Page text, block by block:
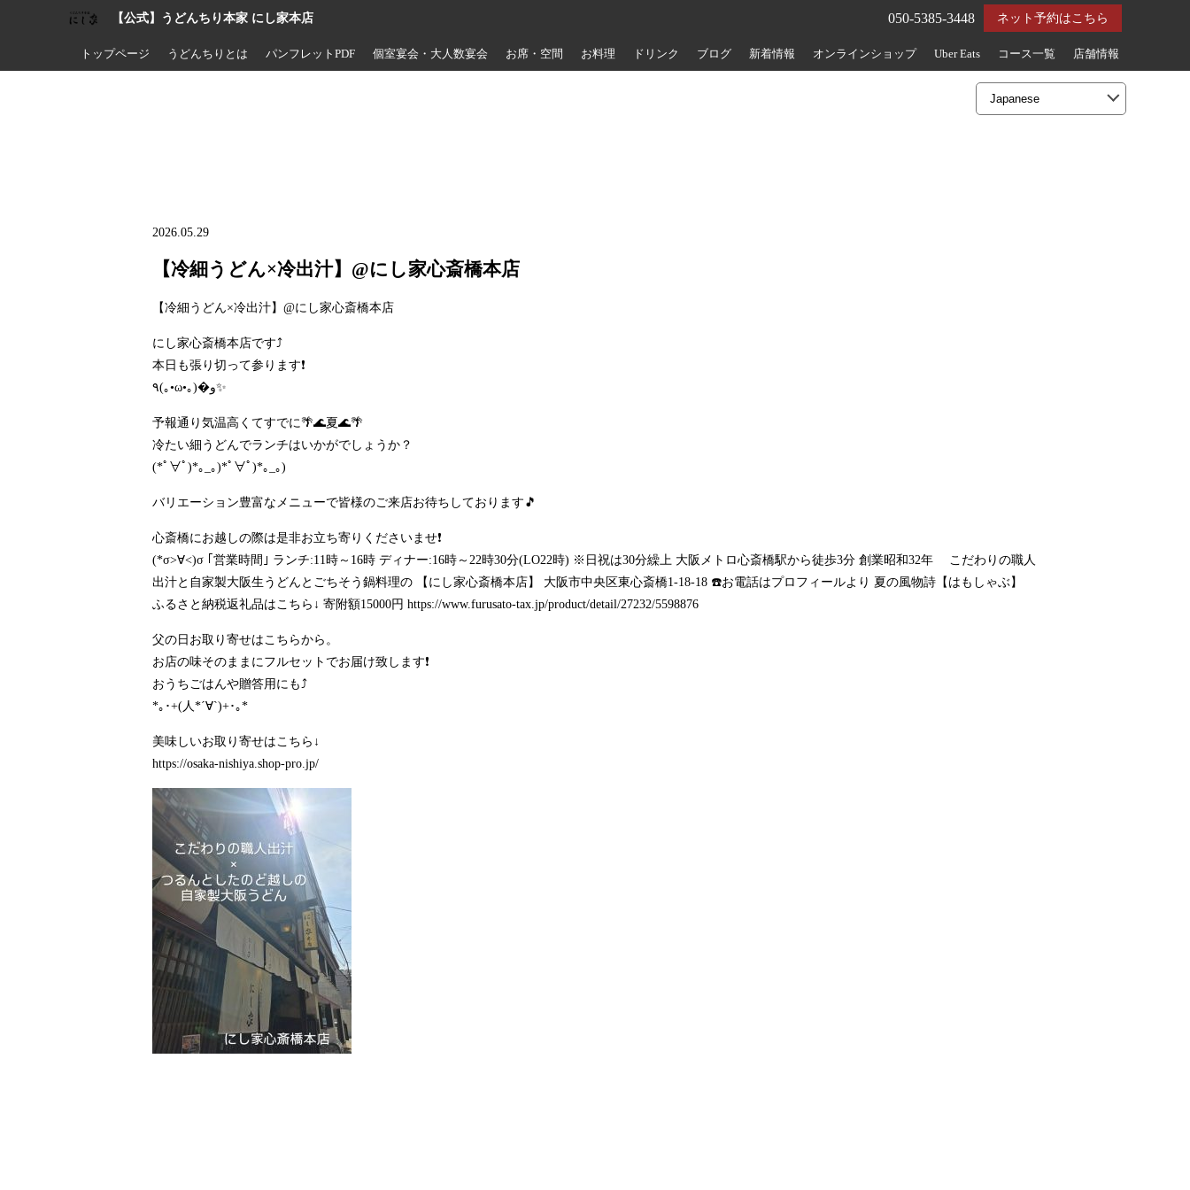
【公式】うどんちり本家 にし家本店 ネット予約はこちら
050-5385-3448
トップページ うどんちりとは パンフレットPDF 個室宴会・大人数宴会 お席・空間 お料理 ドリンク ブログ 新着情報 オンラインショップ Uber Eats コース一覧 店舗情報
2026.05.29
【冷細うどん×冷出汁】@にし家心斎橋本店
【冷細うどん×冷出汁】@にし家心斎橋本店
にし家心斎橋本店です⤴️
本日も張り切って参ります❗
٩(｡•ω•｡)�و✨
予報通り気温高くてすでに🌴🌊夏🌊🌴
冷たい細うどんでランチはいかがでしょうか？
(*ﾟ∀ﾟ)*｡_｡)*ﾟ∀ﾟ)*｡_｡)
バリエーション豊富なメニューで皆様のご来店お待ちしております🎵
心斎橋にお越しの際は是非お立ち寄りくださいませ❗
(*σ>∀<)σ ｢営業時間｣ ランチ:11時～16時 ディナー:16時～22時30分(LO22時) ※日祝は30分繰上 大阪メトロ心斎橋駅から徒歩3分 創業昭和32年 こだわりの職人
出汁と自家製大阪生うどんとごちそう鍋料理の 【にし家心斎橋本店】 大阪市中央区東心斎橋1-18-18 ☎️お電話はプロフィールより 夏の風物詩【はもしゃぶ】
ふるさと納税返礼品はこちら↓ 寄附額15000円 https://www.furusato-tax.jp/product/detail/27232/5598876
父の日お取り寄せはこちらから。
お店の味そのままにフルセットでお届け致します❗️
おうちごはんや贈答用にも⤴️
*｡･+(人*´∀`)+･｡*
美味しいお取り寄せはこちら↓
https://osaka-nishiya.shop-pro.jp/